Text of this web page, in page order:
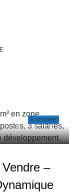
À VENDRE
–